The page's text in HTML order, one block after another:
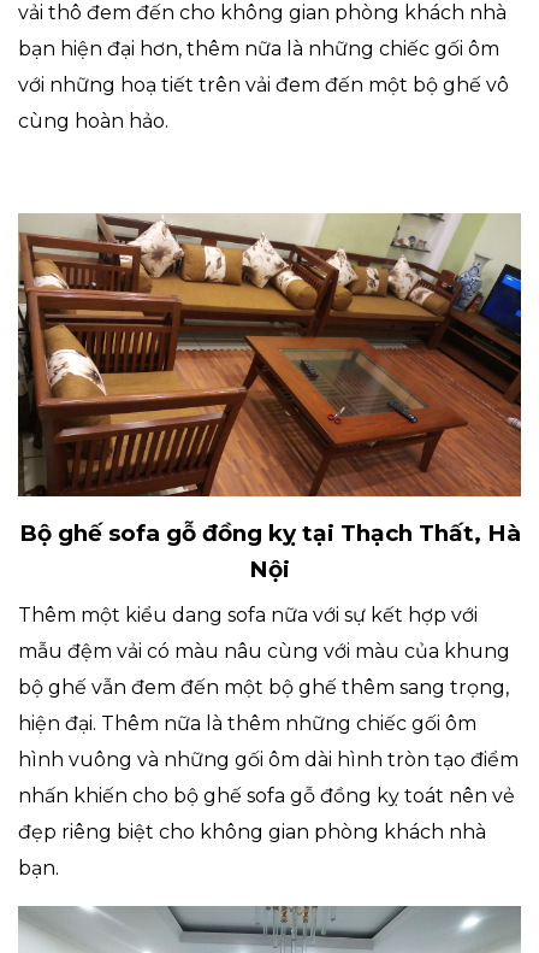
vải thô đem đến cho không gian phòng khách nhà
bạn hiện đại hơn, thêm nữa là những chiếc gối ôm
với những hoạ tiết trên vải đem đến một bộ ghế vô
cùng hoàn hảo.
Bộ ghế sofa gỗ đồng kỵ tại Thạch Thất, Hà
Nội
Thêm một kiểu dang sofa nữa với sự kết hợp với
mẫu đệm vải có màu nâu cùng với màu của khung
bộ ghế vẫn đem đến một bộ ghế thêm sang trọng,
hiện đại. Thêm nữa là thêm những chiếc gối ôm
hình vuông và những gối ôm dài hình tròn tạo điểm
nhấn khiến cho bộ ghế sofa gỗ đồng kỵ toát nên vẻ
đẹp riêng biệt cho không gian phòng khách nhà
bạn.